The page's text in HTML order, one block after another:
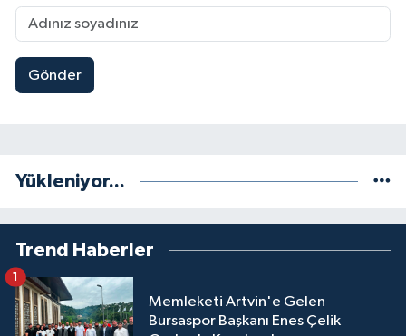
Gönder
Yükleniyor...
Trend Haberler
Memleketi Artvin'e Gelen
Bursaspor Başkanı Enes Çelik
1